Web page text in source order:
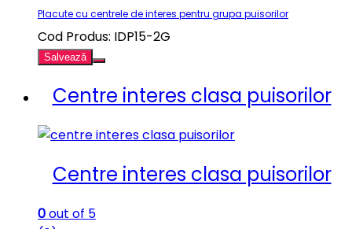
Placute cu centrele de interes pentru grupa puisorilor
Cod Produs: IDP15-2G
Salvează
Centre interes clasa puisorilor
Centre interes clasa puisorilor
0out of 5